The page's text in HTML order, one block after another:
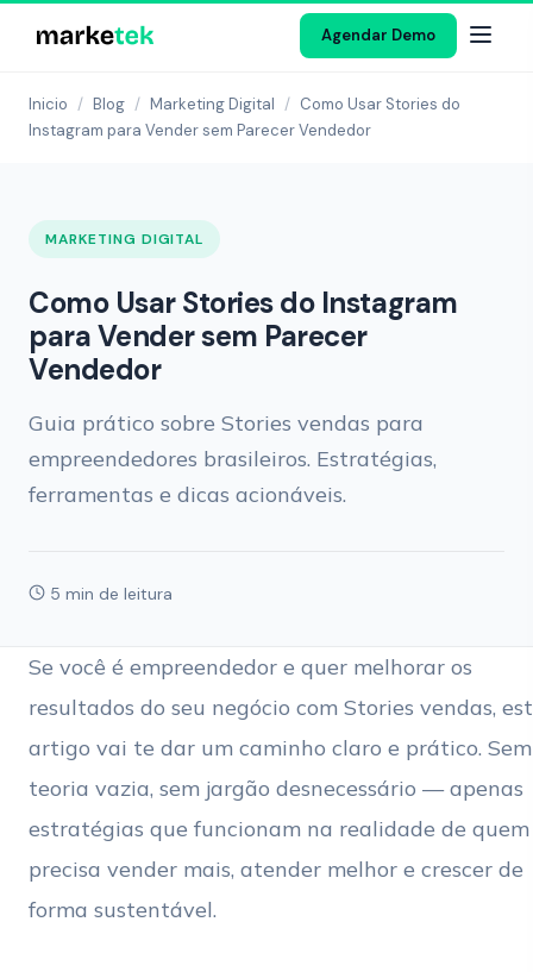
Agendar Demo
Inicio / Blog / Marketing Digital / Como Usar Stories do
Instagram para Vender sem Parecer Vendedor
MARKETING DIGITAL
Como Usar Stories do Instagram
para Vender sem Parecer
Vendedor
Guia prático sobre Stories vendas para
empreendedores brasileiros. Estratégias,
ferramentas e dicas acionáveis.
5 min de leitura
Se você é empreendedor e quer melhorar os
resultados do seu negócio com Stories vendas,
artigo vai te dar um caminho claro e prático. Sem
teoria vazia, sem jargão desnecessário — apenas
estratégias que funcionam na realidade de quem
precisa vender mais, atender melhor e crescer de
forma sustentável.